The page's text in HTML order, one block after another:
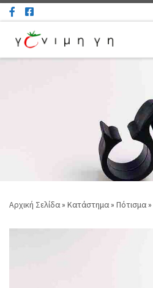
Μετάβαση στο περιεχόμενο
Αρχική Σελίδα» Κατάστημα» Πότισμα»